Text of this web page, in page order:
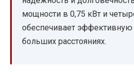
мощности в 0,75 кВт и
обеспечивает эффективную
больших расстояниях.